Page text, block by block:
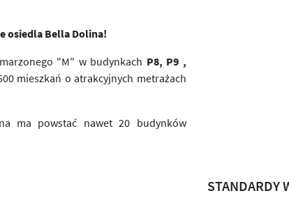
osiedla Bella Dolina!
"M" w budynkach P8, P9 ,
mieszkań o atrakcyjnych metrażach
ma powstać nawet 20 budynków
STANDARDY